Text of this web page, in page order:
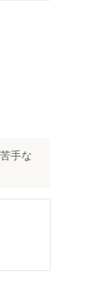
手な